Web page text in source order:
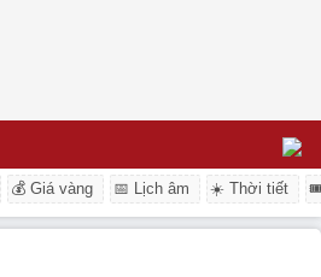
💰 Giá vàng 📅 Lịch âm ☀️ Thời tiết